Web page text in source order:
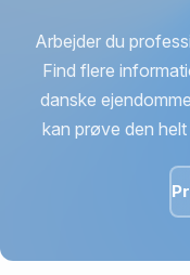
Arbejder du
Find flere
danske
kan prøve den